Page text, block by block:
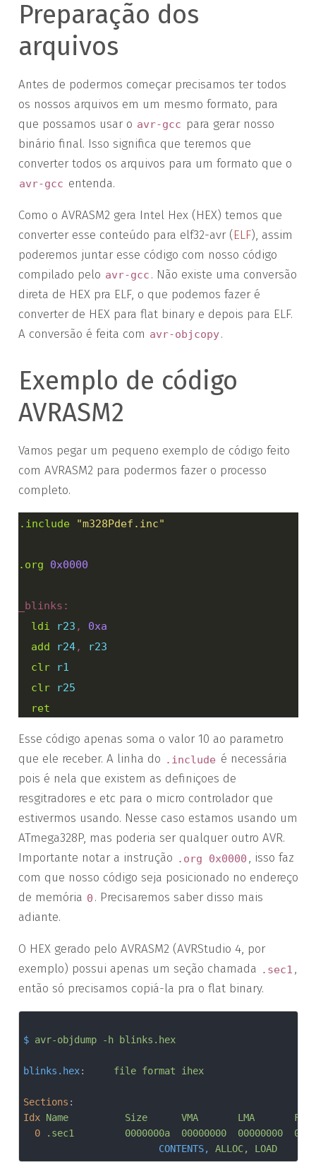
Preparação dos
arquivos
Antes de podermos começar precisamos ter todos
os nossos arquivos em um mesmo formato, para
que possamos usar o avr-gcc para gerar nosso
binário final. Isso significa que teremos que
converter todos os arquivos para um formato que o
avr-gcc entenda.
Como o AVRASM2 gera Intel Hex (HEX) temos que
converter esse conteúdo para elf32-avr (ELF), assim
poderemos juntar esse código com nosso código
compilado pelo avr-gcc . Não existe uma conversão
direta de HEX pra ELF, o que podemos fazer é
converter de HEX para flat binary e depois para ELF.
A conversão é feita com avr-objcopy.
Exemplo de código
AVRASM2
Vamos pegar um pequeno exemplo de código feito
com AVRASM2 para podermos fazer o processo
completo.
.include "m328Pdef.inc"
.org 0x0000
_blinks:
ldi
r23 , 0xa
add
r24,
r23
clr
r1
clr
r25
ret
Esse código apenas soma o valor 10 ao parametro
que ele receber. A linha do .include é necessária
pois é nela que existem as definiçoes de
resgitradores e etc para o micro controlador que
estivermos usando. Nesse caso estamos usando um
ATmega328P, mas poderia ser qualquer outro AVR.
Importante notar a instrução .org 0x0000 , isso faz
com que nosso código seja posicionado no endereço
de memória 0 . Precisaremos saber disso mais
adiante.
O HEX gerado pelo AVRASM2 (AVRStudio 4, por
exemplo) possui apenas um seção chamada .sec1 ,
então só precisamos copiá-la pra o flat binary.
$ avr-objdump -h blinks.hex
blinks.hex: file format ihex
Sections :
Idx Name          Size      VMA       LMA
0
.sec1         0000000a  00000000  00000000
CONTENTS,
ALLOC, LOAD